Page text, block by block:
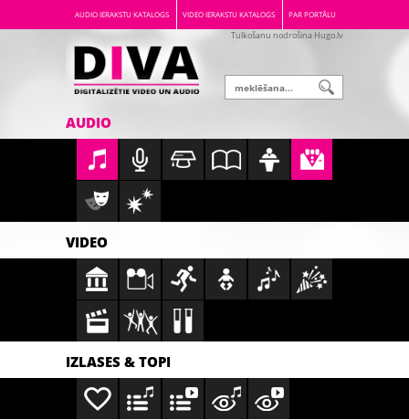
AUDIO IERAKSTU KATALOGS VIDEO IERAKSTU KATALOGS PAR PORTĀLU
Tulkošanu nodrošina Hugo.lv
AUDIO
VIDEO
IZLASES & TOPI